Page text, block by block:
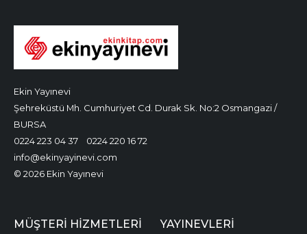
Ekin Yayınevi
Şehreküstü Mh. Cumhuriyet Cd. Durak Sk. No:2 Osmangazi /
BURSA
0224 223 04 37
0224 220 16 72
info@ekinyayinevi.com
© 2026 Ekin Yayınevi
MÜŞTERI HIZMETLERI YAYINEVLERI